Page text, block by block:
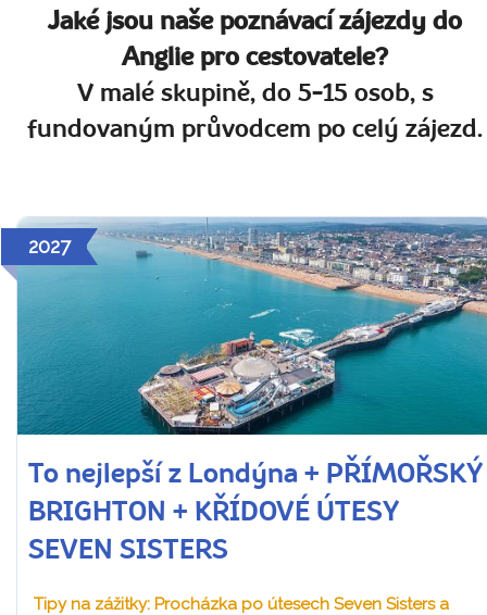
Jaké jsou naše poznávací zájezdy do
Anglie pro cestovatele?
V malé skupině, do 5-15 osob, s
fundovaným průvodcem po celý zájezd.
2027
To nejlepší z Londýna + PŘÍMOŘSKÝ
BRIGHTON + KŘÍDOVÉ ÚTESY
SEVEN SISTERS
Tipy na zážitky: Procházka po útesech Seven Sisters a